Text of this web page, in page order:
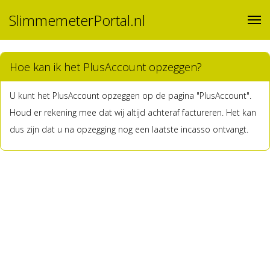
SlimmemeterPortal.nl
Hoe kan ik het PlusAccount opzeggen?
U kunt het PlusAccount opzeggen op de pagina "PlusAccount".
Houd er rekening mee dat wij altijd achteraf factureren. Het kan
dus zijn dat u na opzegging nog een laatste incasso ontvangt.